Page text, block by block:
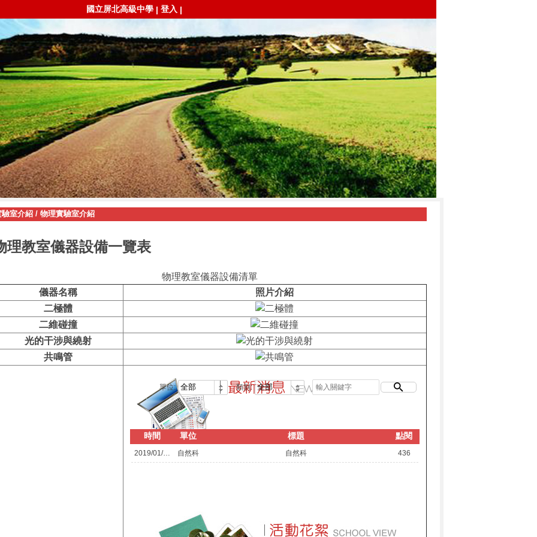
國立屏北高級中學 | 登入 |
驗室介紹/ 物理實驗室介紹
理教室儀器設備一覽表
物理教室儀器設備清單
儀器名稱
照片介紹
二極體
二維碰撞
光的干涉與繞射
共鳴管
單位: 類別:
時間 單位 標題 點閱
2019/01/07 自然科 自然科 436